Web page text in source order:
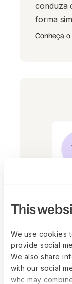
This
We use cookies
provide social
We also share
with our social
who may
conduza
forma
Conheça o
desde
Reduza